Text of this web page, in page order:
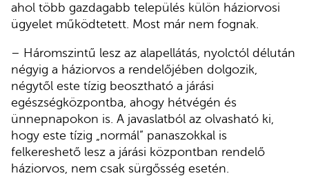
ahol több gazdagabb település külön háziorvosi
ügyelet működtetett. Most már nem fognak.
– Háromszintű lesz az alapellátás, nyolctól délután
négyig a háziorvos a rendelőjében dolgozik,
négytől este tízig beosztható a járási
egészségközpontba, ahogy hétvégén és
ünnepnapokon is. A javaslatból az olvasható ki,
hogy este tízig „normál” panaszokkal is
felkereshető lesz a járási központban rendelő
háziorvos, nem csak sürgősség esetén.